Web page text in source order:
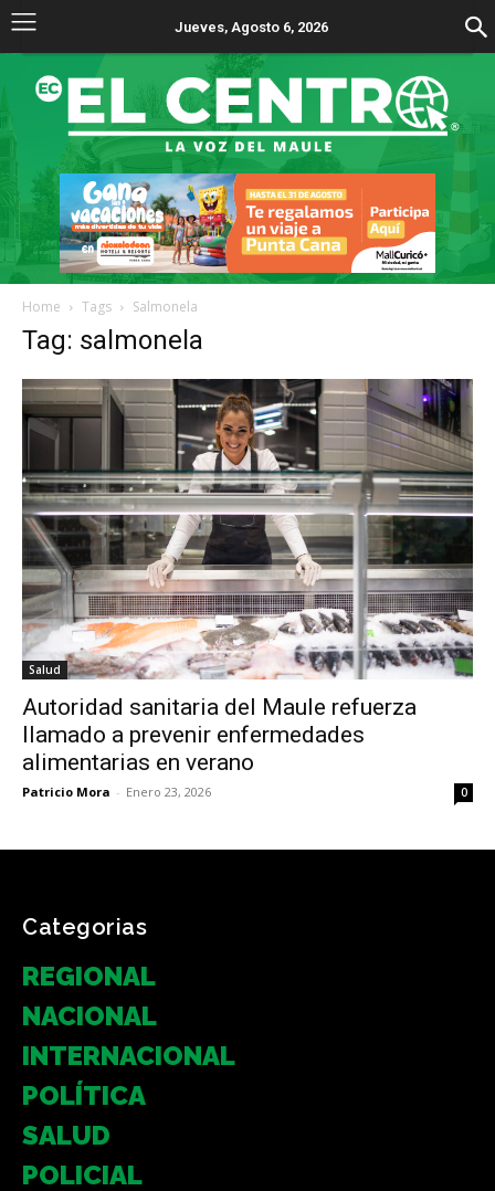
Jueves, Agosto 6, 2026
Home Tags Salmonela
Tag: salmonela
Salud
Autoridad sanitaria del Maule refuerza
llamado a prevenir enfermedades
alimentarias en verano
Patricio Mora - Enero 23, 2026 0
Categorias
REGIONAL
NACIONAL
INTERNACIONAL
POLÍTICA
SALUD
POLICIAL